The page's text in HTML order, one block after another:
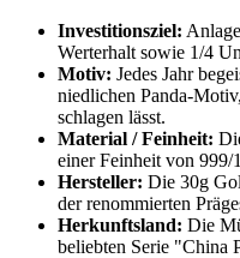
Investitionsziel:
Werterhalt sowie 1/4
Motiv: Jedes Jahr
niedlichen Panda-
schlagen lässt.
Material / Feinheit:
einer Feinheit von 999/
Hersteller: Die 30g
der renommierten
Herkunftsland: Die
beliebten Serie "China